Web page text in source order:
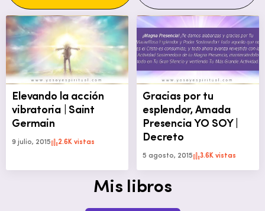
Elevando la acción
vibratoria | Saint
Germain
9 julio, 2015 2.6K vistas
Gracias por tu
esplendor, Amada
Presencia YO SOY |
Decreto
5 agosto, 2015 3.6K vistas
Mis libros